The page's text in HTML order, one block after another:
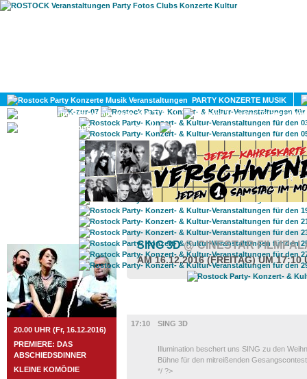
PARTY KONZERTE MUSIK
KULTUR
GAY
ROSTOCK TAGESTIPP
20.00 UHR (Fr, 16.12.2016)
PREMIERE: DAS
ABSCHIEDSDINNER
KLEINE KOMÖDIE
SING 3D@ CINESTAR
AM 16.12.2016 (FREITAG) UM 17:10
17:10
SING 3D
Illumination beschert uns SING zu den
Bühne für den mitreißenden
*/ ?>